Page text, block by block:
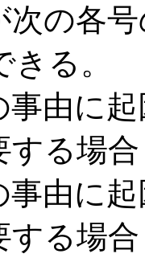
の各号
る。
事由に
する場合
事由に
する場合